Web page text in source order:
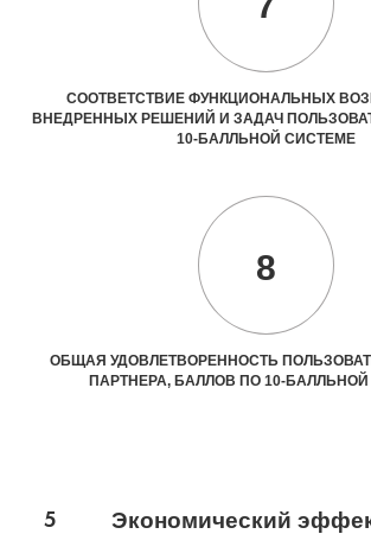
СООТВЕТСТВИЕ ФУНКЦИОНАЛЬНЫХ
ВНЕДРЕННЫХ РЕШЕНИЙ И ЗАДАЧ
10-БАЛЛЬНОЙ СИСТЕМЕ
8
ОБЩАЯ УДОВЛЕТВОРЕННОСТЬ
ПАРТНЕРА, БАЛЛОВ ПО 10-
5
Экономический